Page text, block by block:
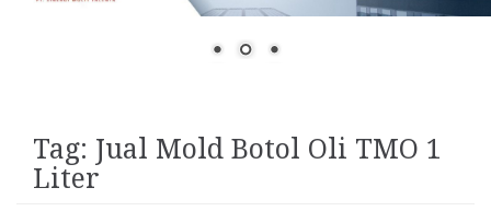
Tag: Jual Mold Botol Oli TMO 1
Liter